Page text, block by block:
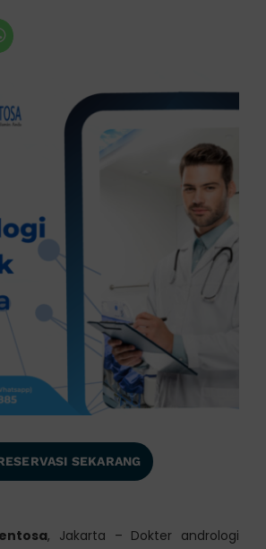
SEKARANG
, Jakarta – Dokter andrologi